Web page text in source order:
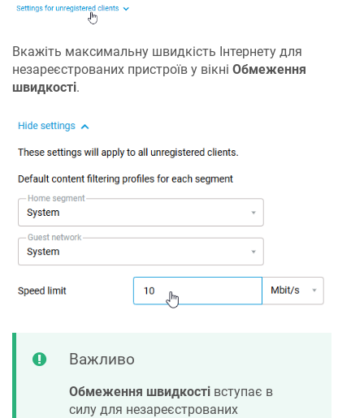
Вкажіть максимальну швидкість Інтернету для
незареєстрованих пристроїв у вікні Обмеження
швидкості.
Важливо
Обмеження швидкості вступає в
силу для незареєстрованих